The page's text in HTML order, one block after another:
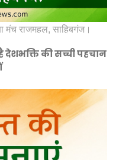
मंच राजमहल, साहिबगंज।
देशभक्ति की सच्ची पहचान